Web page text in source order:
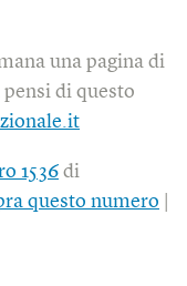
una pagina di
di questo
1536 di
questo numero